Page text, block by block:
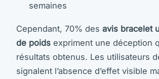
semaines
Cependant, 70% des avis bracelet
de poids expriment une déception
résultats obtenus. Les utilisateurs
signalent l’absence d’effet visible